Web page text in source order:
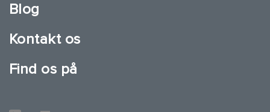
Blog
Kontakt os
Find os på